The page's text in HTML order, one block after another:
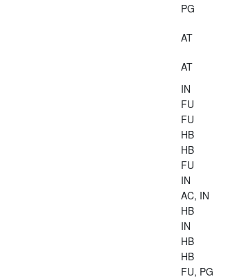
PG
AT
AT
IN
FU
FU
HB
HB
FU
IN
AC, IN
HB
IN
HB
HB
FU, PG